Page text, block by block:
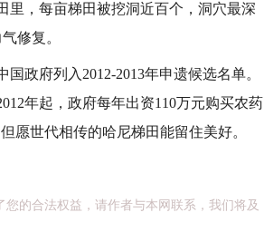
，每亩梯田被挖洞近百个，洞穴最深
修复。
府列入2012-2013年申遗候选名单。
年起，政府每年出资110万元购买农药
愿世代相传的哈尼梯田能留住美好。
的合法权益，请作者与本网联系，我们将及